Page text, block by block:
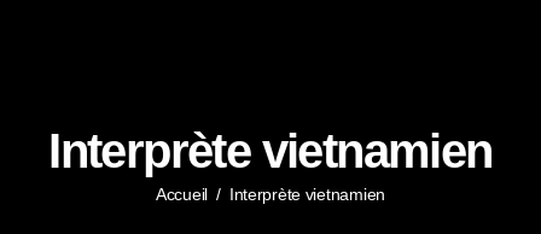
Interprète vietnamien
Accueil / Interprète vietnamien